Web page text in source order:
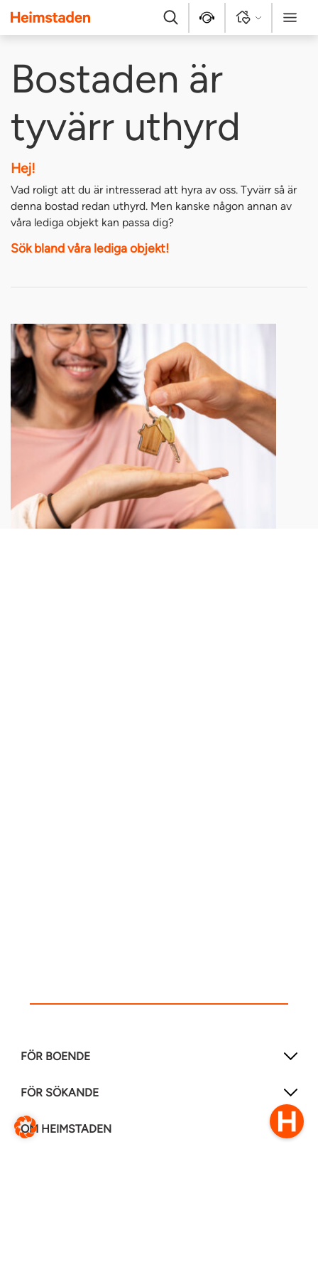
Heimstaden
Sök Kontakt Logga in Meny
Bostaden är
tyvärr uthyrd
Hej!
Vad roligt att du är intresserad att hyra av oss. Tyvärr så är
denna bostad redan uthyrd. Men kanske någon annan av
våra lediga objekt kan passa dig?
Sök bland våra lediga objekt!
FÖR BOENDE
FÖR SÖKANDE
OM HEIMSTADEN